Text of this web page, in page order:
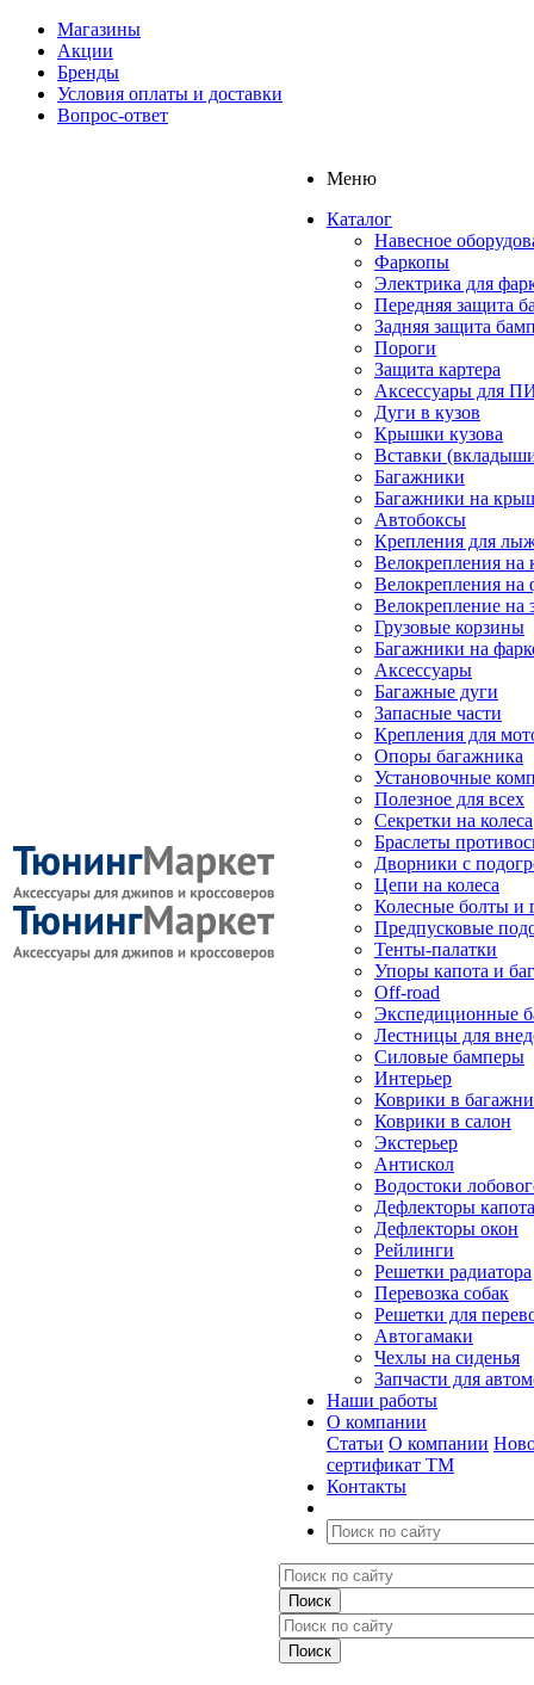
Магазины
Акции
Бренды
Условия оплаты и доставки
Вопрос-ответ
Меню
Каталог
Навесное
Фаркопы
Электрика для
Передняя защита
Задняя защита
Пороги
Защита картера
Аксессуары для
Дуги в кузов
Крышки кузова
Вставки
Багажники
Багажники на
Автобоксы
Крепления для
Велокрепления
Велокрепления на
Велокрепление на
Грузовые корзины
Багажники на
Аксессуары
Багажные дуги
Запасные части
Крепления для
Опоры багажника
Установочные
Полезное для всех
Секретки на колеса
Браслеты
Дворники с
Цепи на колеса
Колесные болты и
Предпусковые
Тенты-палатки
Упоры капота и
Off-road
Экспедиционные
Лестницы для
Силовые бамперы
Интерьер
Коврики в
Коврики в салон
Экстерьер
Антискол
Водостоки
Дефлекторы капота
Дефлекторы окон
Рейлинги
Решетки радиатора
Перевозка собак
Решетки для
Автогамаки
Чехлы на сиденья
Запчасти для
Наши работы
О компании
Статьи О компании
сертификат ТМ
Контакты